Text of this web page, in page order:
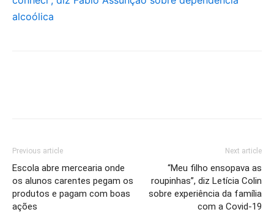
alcoólica
Previous article
Escola abre mercearia onde
os alunos carentes pegam os
produtos e pagam com boas
ações
Next article
“Meu filho ensopava as
roupinhas”, diz Letícia Colin
sobre experiência da família
com a Covid-19